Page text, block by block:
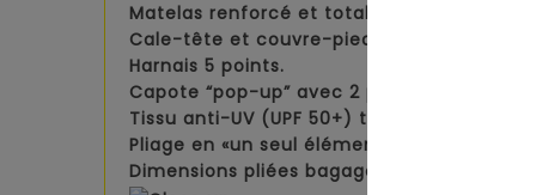
Matelas renforcé et totalement à plat.
Cale-tête et couvre-pieds.
Harnais 5 points.
Capote “pop-up” avec 2 positions
Tissu anti-UV (UPF 50+) traité déperlant.
Pliage en «un seul élément» ultra
Dimensions pliées bagage cabine*.